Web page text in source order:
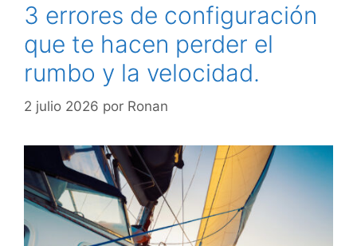
3 errores de configuración
que te hacen perder el
rumbo y la velocidad.
2 julio 2026 por Ronan